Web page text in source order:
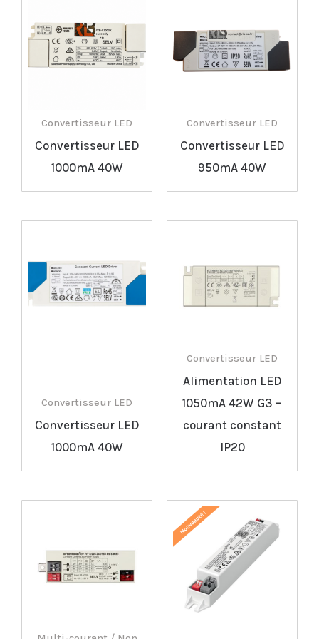
Convertisseur LED
Convertisseur LED
1000mA 40W
Convertisseur LED
Convertisseur LED
950mA 40W
Convertisseur LED
Convertisseur LED
1000mA 40W
Convertisseur LED
Alimentation LED
1050mA 42W G3 –
courant constant
IP20